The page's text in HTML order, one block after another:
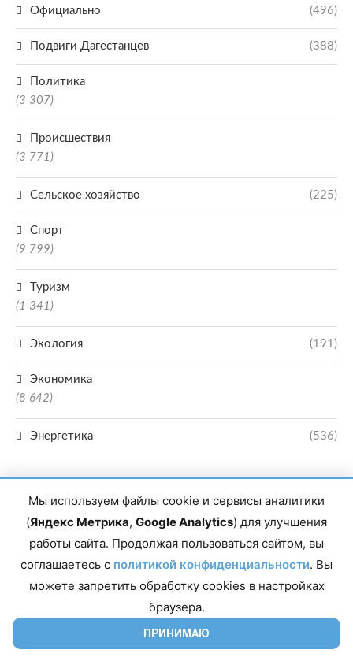
Официально (496)
Подвиги Дагестанцев (388)
Политика
(3 307)
Происшествия
(3 771)
Сельское хозяйство (225)
Спорт
(9 799)
Туризм
(1 341)
Экология (191)
Экономика
(8 642)
Энергетика (536)
Главный редактор сетевого издания Магомаев Тимур Нухович. Контакты
редакции: 8(988)-292-94-34 Почта: vestiskfo@gmail.com По вопросам
Дагестан, г. Махачкала, пр-т Насрутдинова, д. 1а. Все права защищены.
Копирование и использование полных материалов запрещено, частичное
цитирование возможно только при условии гиперссылки на сайт mirmol.ru.
Мы используем файлы cookie и сервисы аналитики
(Яндекс Метрика, Google Analytics) для улучшения
работы сайта. Продолжая пользоваться сайтом, вы
соглашаетесь с политикой конфиденциальности. Вы
можете запретить обработку cookies в настройках
браузера.
ПРИНИМАЮ